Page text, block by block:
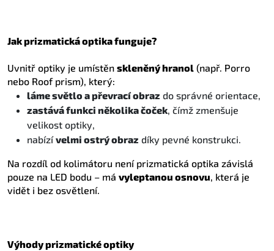
Jak prizmatická optika funguje?
Uvnitř optiky je umístěn skleněný hranol (např. Porro
nebo Roof prism), který:
láme světlo a převrací obraz do správné orientace,
zastává funkci několika čoček, čímž zmenšuje
velikost optiky,
nabízívelmi ostrý obraz díky pevné konstrukci.
Na rozdíl od kolimátoru není prizmatická optika závislá
pouze na LED bodu – má vyleptanou osnovu, která je
vidět i bez osvětlení.
Výhody prizmatické optiky